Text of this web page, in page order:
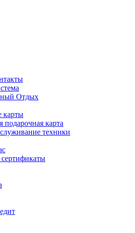
Отдых
карты
подарочная карта
техники